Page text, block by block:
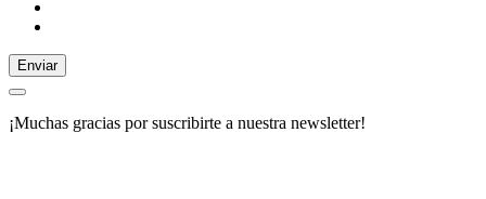
Enviar
¡Muchas gracias por suscribirte a nuestra newsletter!